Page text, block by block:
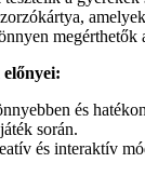
megérthetők
és
során.
és interaktív